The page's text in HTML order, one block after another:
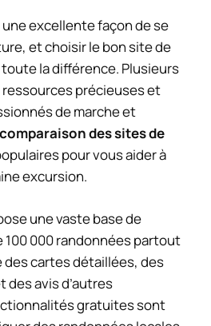
excellente façon de se
et choisir le bon site de
la différence. Plusieurs
précieuses et
de marche et
comparaison des sites de
pour vous aider à
excursion.
une vaste base de
100 000 randonnées partout
des cartes détaillées, des
avis d’autres
gratuites sont